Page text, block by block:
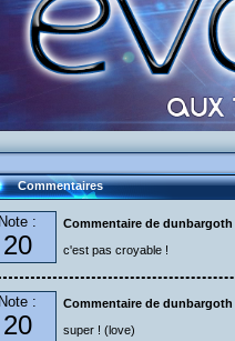
Commentaires
Note :
20
Commentaire de dunbargoth
c'est pas croyable !
Note :
20
Commentaire de dunbargoth
super ! (love)